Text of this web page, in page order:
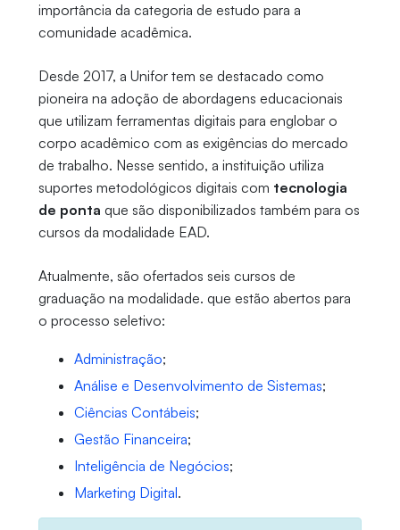
importância da categoria de estudo para a
comunidade acadêmica.
Desde 2017, a Unifor tem se destacado como
pioneira na adoção de abordagens educacionais
que utilizam ferramentas digitais para englobar o
corpo acadêmico com as exigências do mercado
de trabalho. Nesse sentido, a instituição utiliza
suportes metodológicos digitais com tecnologia
de ponta que são disponibilizados também para os
cursos da modalidade EAD.
Atualmente, são ofertados seis cursos de
graduação na modalidade. que estão abertos para
o processo seletivo:
Administração;
Análise e Desenvolvimento de Sistemas;
Ciências Contábeis;
Gestão Financeira;
Inteligência de Negócios;
Marketing Digital.